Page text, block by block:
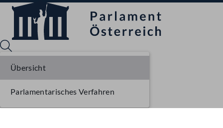
Übersicht
Parlamentarisches Verfahren